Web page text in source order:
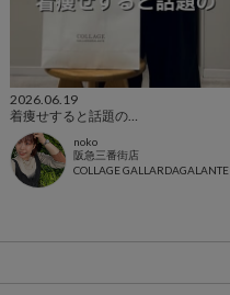
2026.06.19
着痩せすると話題の…
noko
阪急三番街店
COLLAGE GALLARDAGALANTE